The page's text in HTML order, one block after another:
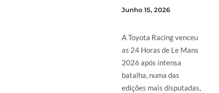
Junho 15, 2026
A Toyota Racing venceu
as 24 Horas de Le Mans
2026 após intensa
batalha, numa das
edições mais disputadas,